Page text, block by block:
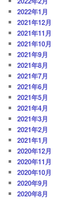
2022年1月
2021年12月
2021年11月
2021年10月
2021年9月
2021年8月
2021年7月
2021年6月
2021年5月
2021年4月
2021年3月
2021年2月
2021年1月
2020年12月
2020年11月
2020年10月
2020年9月
2020年8月